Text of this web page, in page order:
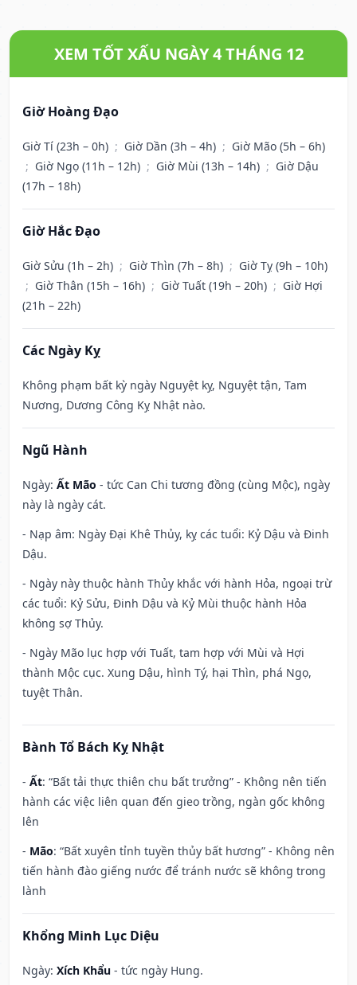
XEM TỐT XẤU NGÀY 4 THÁNG 12
Giờ Hoàng Đạo
Giờ Tí (23h – 0h) ; Giờ Dần (3h – 4h) ; Giờ Mão (5h – 6h)
; Giờ Ngọ (11h – 12h) ; Giờ Mùi (13h – 14h) ; Giờ Dậu
(17h – 18h)
Giờ Hắc Đạo
Giờ Sửu (1h – 2h) ; Giờ Thìn (7h – 8h) ; Giờ Tỵ (9h – 10h)
; Giờ Thân (15h – 16h) ; Giờ Tuất (19h – 20h) ; Giờ Hợi
(21h – 22h)
Các Ngày Kỵ
Không phạm bất kỳ ngày Nguyệt kỵ, Nguyệt tận, Tam
Nương, Dương Công Kỵ Nhật nào.
Ngũ Hành
Ngày: Ất Mão - tức Can Chi tương đồng (cùng Mộc), ngày
này là ngày cát.
- Nạp âm: Ngày Đại Khê Thủy, kỵ các tuổi: Kỷ Dậu và Đinh
Dậu.
- Ngày này thuộc hành Thủy khắc với hành Hỏa, ngoại trừ
các tuổi: Kỷ Sửu, Đinh Dậu và Kỷ Mùi thuộc hành Hỏa
không sợ Thủy.
- Ngày Mão lục hợp với Tuất, tam hợp với Mùi và Hợi
thành Mộc cục. Xung Dậu, hình Tý, hại Thìn, phá Ngọ,
tuyệt Thân.
Bành Tổ Bách Kỵ Nhật
- Ất: “Bất tải thực thiên chu bất trưởng” - Không nên tiến
hành các việc liên quan đến gieo trồng, ngàn gốc không
lên
- Mão: “Bất xuyên tỉnh tuyền thủy bất hương” - Không nên
tiến hành đào giếng nước để tránh nước sẽ không trong
lành
Khổng Minh Lục Diệu
Ngày: Xích Khẩu - tức ngày Hung.